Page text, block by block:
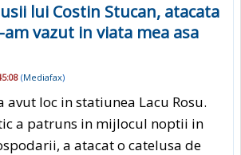
lui Costin Stucan, atacata
vazut in viata mea asa
(Mediafax)
avut loc in statiunea Lacu Rosu.
a patruns in mijlocul noptii in
a atacat o catelusa de